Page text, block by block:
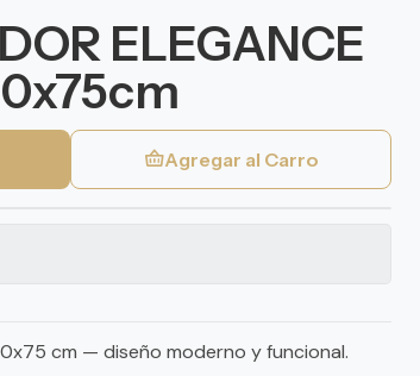
ELEGANCE
Agregar al Carro
cm — diseño moderno y funcional.